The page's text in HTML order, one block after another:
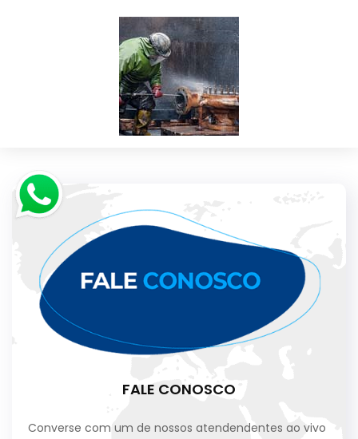
FALE CONOSCO
Converse com um de nossos atendendentes ao vivo